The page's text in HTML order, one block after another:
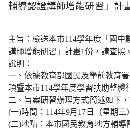
輔導認證講師增能研習」計
主旨：檢送本市114學年度「國
講師增能研習」計畫1份，請查照
說明：
一、依據教育部國民及學前教育
項暨本市114學年度學習扶助整體
二、旨案研習辦理方式簡述如下
(一)時間：114年9月17日（星期三
(二)地點：本市國民教育地方輔導